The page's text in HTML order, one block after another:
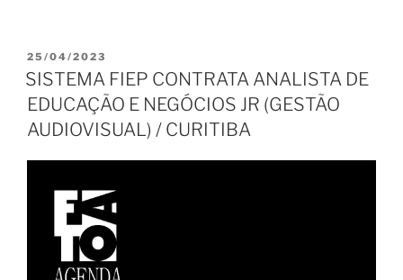
PUBLICADO
EM
25/04/2023
SISTEMA FIEP CONTRATA ANALISTA DE
EDUCAÇÃO E NEGÓCIOS JR (GESTÃO
AUDIOVISUAL) / CURITIBA